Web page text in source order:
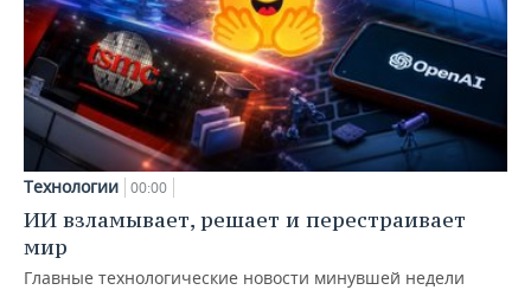
Технологии 00:00
ИИ взламывает, решает и перестраивает
мир
Главные технологические новости минувшей недели